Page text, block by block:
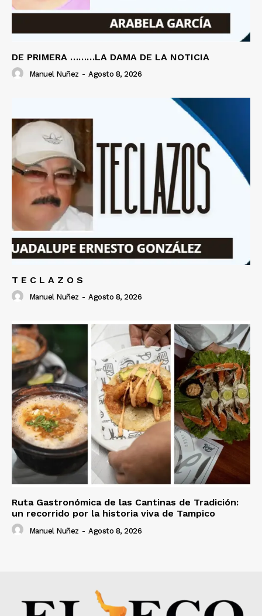
DE PRIMERA ………LA DAMA DE LA NOTICIA
Manuel Nuñez - Agosto 8, 2026
T E C L A Z O S
Manuel Nuñez - Agosto 8, 2026
Ruta Gastronómica de las Cantinas de Tradición:
un recorrido por la historia viva de Tampico
Manuel Nuñez - Agosto 8, 2026